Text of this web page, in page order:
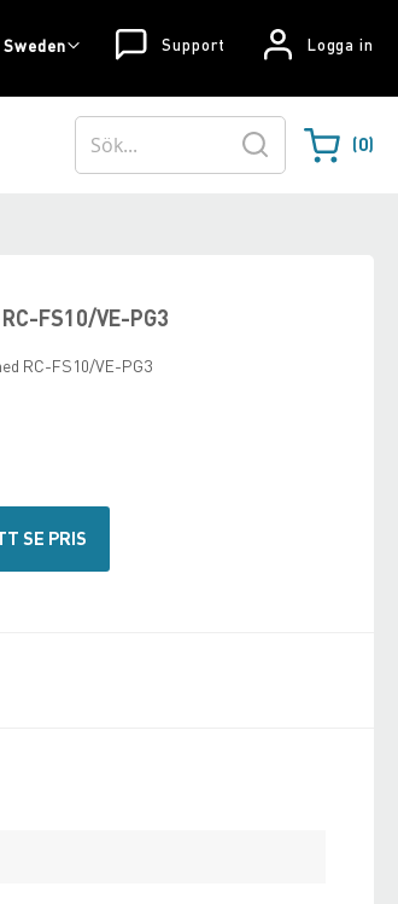
Logga in
Support
Sweden
Varukorgen
0
Sök
FS10/VE-PG3
RC-FS10/VE-PG3
SE PRIS